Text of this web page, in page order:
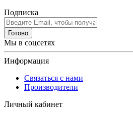
Подписка
Готово
Мы в соцсетях
Информация
Связаться с нами
Производители
Личный кабинет